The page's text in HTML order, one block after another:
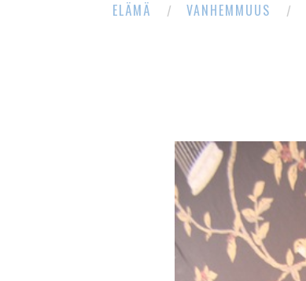
ELÄMÄ VANHEMMUUS